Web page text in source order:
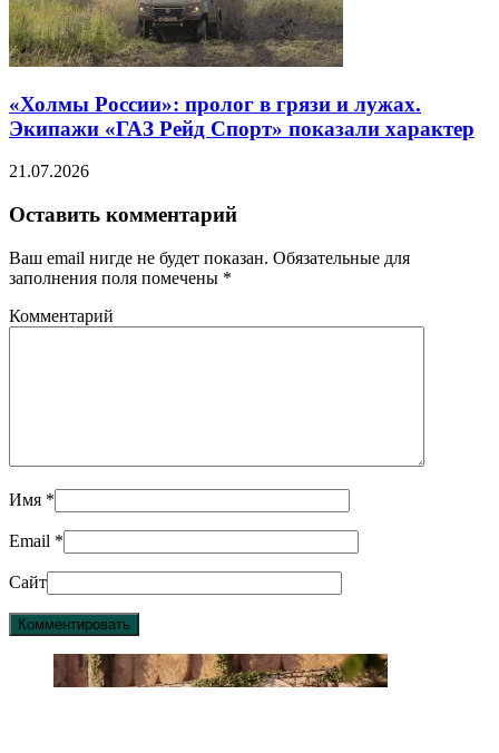
«Холмы России»: пролог в грязи и лужах.
Экипажи «ГАЗ Рейд Спорт» показали характер
21.07.2026
Оставить комментарий
Ваш email нигде не будет показан. Обязательные для
заполнения поля помечены *
Комментарий
Имя *
Email *
Сайт